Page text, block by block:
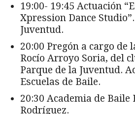
19:00- 19:45 Actuación
Xpression Dance
Juventud.
20:00 Pregón a cargo de
Rocío Arroyo Soria, del
Parque de la Juventud.
Escuelas de Baile.
20:30 Academia de Baile
Rodríguez.